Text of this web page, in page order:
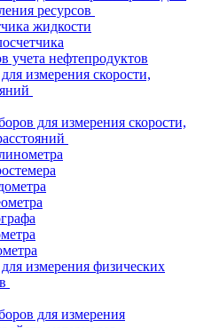
ресурсов
жидкости
учета нефтепродуктов
измерения скорости,
для измерения скорости,
измерения физических
для измерения